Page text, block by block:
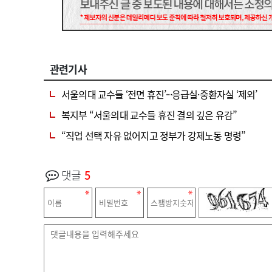
관련기사
서울의대 교수들 ‘전면 휴진’···응급실·중환자실 ‘제외’
복지부 “서울의대 교수들 휴진 결의 깊은 유감”
“직업 선택 자유 없어지고 정부가 강제노동 명령”
댓글 5